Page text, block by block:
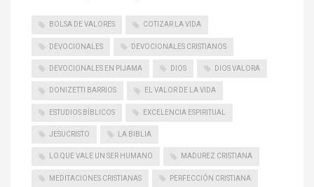
BOLSA DE VALORES COTIZAR LA VIDA
DEVOCIONALES DEVOCIONALES CRISTIANOS
DEVOCIONALES EN PIJAMA DIOS DIOS VALORA
DONIZETTI BARRIOS EL VALOR DE LA VIDA
ESTUDIOS BÍBLICOS EXCELENCIA ESPIRITUAL
JESUCRISTO LA BIBLIA
LO QUE VALE UN SER HUMANO MADUREZ CRISTIANA
MEDITACIONES CRISTIANAS PERFECCIÓN CRISTIANA